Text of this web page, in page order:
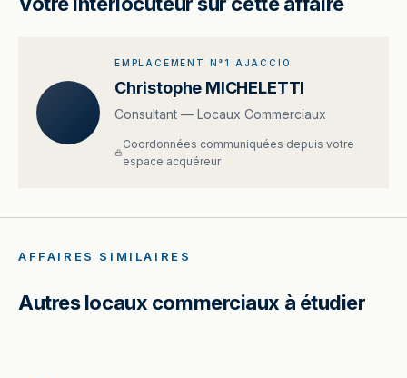
EMPLACEMENT N°1 AJACCIO
Christophe MICHELETTI
Consultant — Locaux Commerciaux
Coordonnées communiquées depuis votre
espace acquéreur
AFFAIRES SIMILAIRES
Autres locaux commerciaux à étudier